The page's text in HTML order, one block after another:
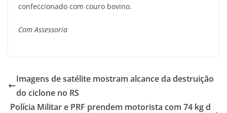
confeccionado com couro bovino.
Com Assessoria
Imagens de satélite mostram alcance da destruição
do ciclone no RS
Polícia Militar e PRF prendem motorista com 74 kg d